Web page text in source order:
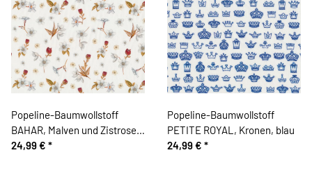
Popeline-Baumwollstoff
BAHAR, Malven und Zistrosen,
rot-weiß
24,99 € *
Popeline-Baumwollstoff
PETITE ROYAL, Kronen, blau
24,99 € *